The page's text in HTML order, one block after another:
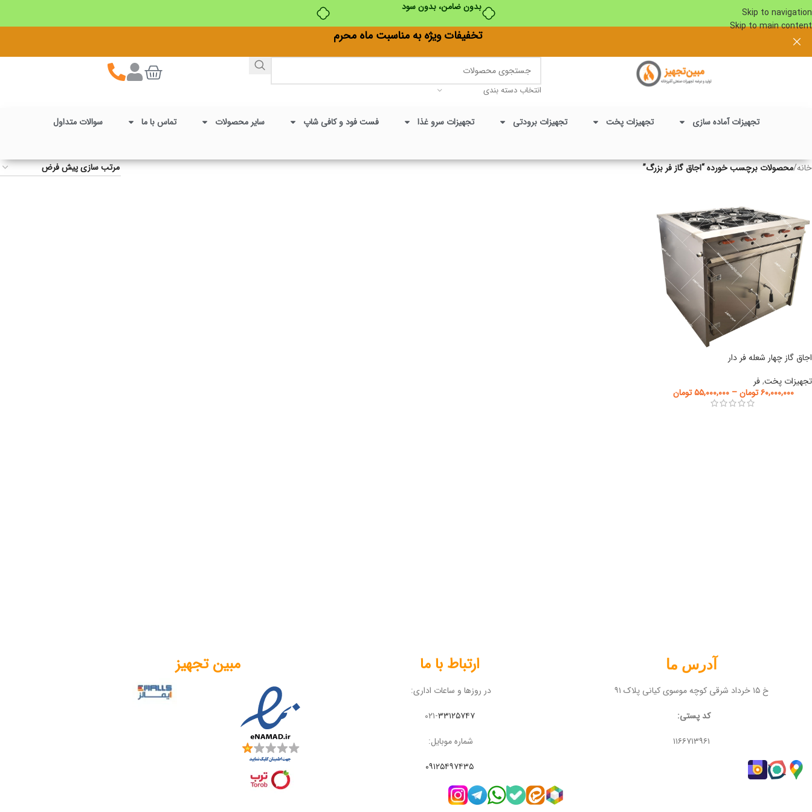
Skip to navigation
Skip to main content
تخفیفات ویژه به مناسبت ماه محرم
انتخاب دسته بندی
تجهیزات آماده سازی تجهیزات پخت تجهیزات برودتی تجهیزات سرو غذا فست فود و کافی شاپ سایر محصولات تماس با ما سوالات متداول
خانه/محصولات برچسب خورده “اجاق گاز فر بزرگ”
اجاق گاز چهار شعله فر دار
تجهیزات پخت,فر
۶۰,۰۰۰,۰۰۰تومان– ۵۵,۰۰۰,۰۰۰تومان
آدرس ما
خ ۱۵ خرداد شرقی کوچه موسوی کیانی پلاک ۹۱
کد پستی:
۱۱۶۶۷۱۳۹۶۱
ارتباط با ما
در روزها و ساعات اداری:
۰۲۱-۳۳۱۲۵۷۴۷
شماره موبایل:
۰۹۱۲۵۴۹۷۴۳۵
مبین تجهیز